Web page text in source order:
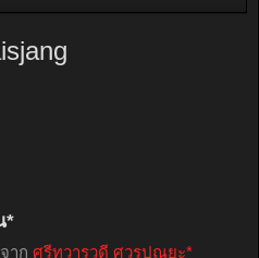
*
จาก ศรีทวารวดี ศวรปุณยะ*